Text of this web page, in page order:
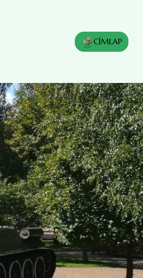
CÍMLAP